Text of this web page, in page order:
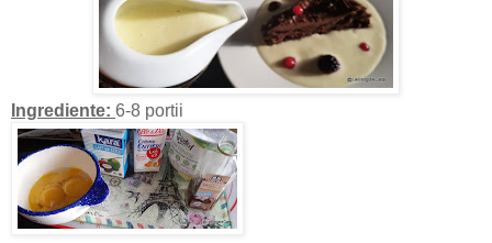
Ingrediente: 6-8 portii